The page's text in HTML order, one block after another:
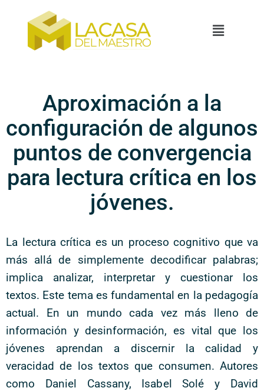
Aproximación a la
configuración de algunos
puntos de convergencia
para lectura crítica en los
jóvenes.
La lectura crítica es un proceso cognitivo que va
más allá de simplemente decodificar palabras;
implica analizar, interpretar y cuestionar los
textos. Este tema es fundamental en la pedagogía
actual. En un mundo cada vez más lleno de
información y desinformación, es vital que los
jóvenes aprendan a discernir la calidad y
veracidad de los textos que consumen. Autores
como Daniel Cassany, Isabel Solé y David